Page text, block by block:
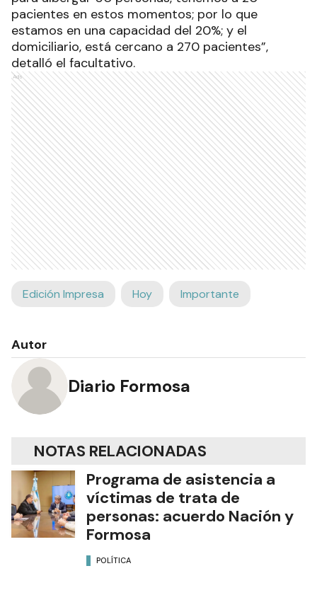
pacientes en estos momentos; por lo que
estamos en una capacidad del 20%; y el
domiciliario, está cercano a 270 pacientes”,
detalló el facultativo.
Ads
Edición Impresa Hoy Importante
Autor
Diario Formosa
NOTAS RELACIONADAS
Programa de asistencia a
víctimas de trata de
personas: acuerdo Nación y
Formosa
POLÍTICA